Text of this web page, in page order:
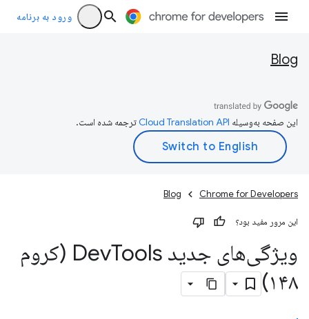
ورود به برنامه
Blog
این صفحه به‌وسیله ترجمه شده است.
Chrome for Developers
Blog
این مرور مفید بود؟
ویژگی‌های جدید Dev
Tools (کروم
۱۴۸)